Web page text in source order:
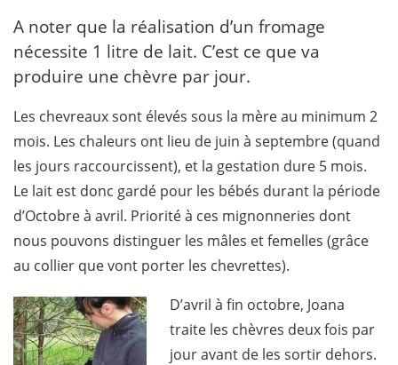
A noter que la réalisation d’un fromage
nécessite 1 litre de lait. C’est ce que va
produire une chèvre par jour.
Les chevreaux sont élevés sous la mère au minimum 2
mois. Les chaleurs ont lieu de juin à septembre (quand
les jours raccourcissent), et la gestation dure 5 mois.
Le lait est donc gardé pour les bébés durant la période
d’Octobre à avril. Priorité à ces mignonneries dont
nous pouvons distinguer les mâles et femelles (grâce
au collier que vont porter les chevrettes).
D’avril à fin octobre, Joana
traite les chèvres deux fois par
jour avant de les sortir dehors.